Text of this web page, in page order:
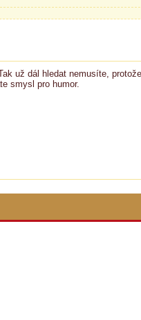
už dál hledat nemusíte,
smysl pro humor.